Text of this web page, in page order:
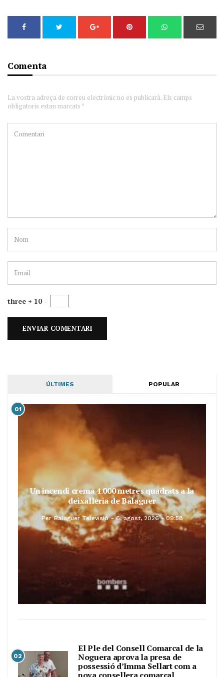
Comenta
La vostra adreça de correu electrònic no es publicarà. Els camps
obligatoris estan marcats *
three + 10 =
ÚLTIMES POPULAR
01
Un incendi crema 4.000 metres quadrats a la
deixalleria de Balaguer
Per Balaguer Televisió 6, agost, 2026 - 09:58
02
El Ple del Consell Comarcal de la
Noguera aprova la presa de
possessió d’Imma Sellart com a